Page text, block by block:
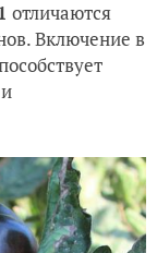
отличаются
Включение в